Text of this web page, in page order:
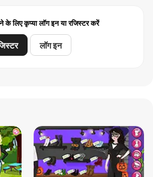
के लिए कृप्या लॉग इन या रजिस्टर करें
लॉग इन